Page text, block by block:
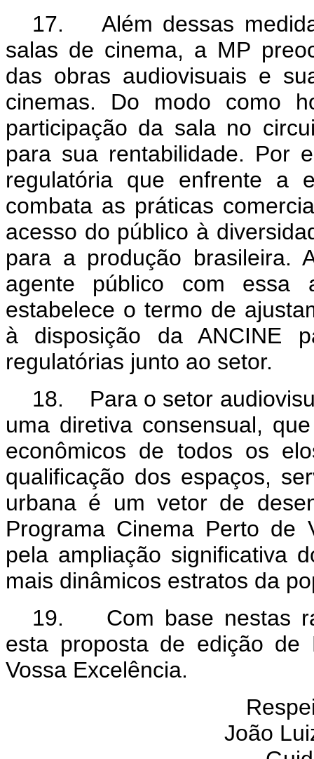
17. Além dessas
salas de cinema, a MP
das obras audiovisuais e
cinemas. Do modo como
participação da sala no
para sua rentabilidade. Por
regulatória que enfrente a
combata as práticas
acesso do público à
para a produção brasileira.
agente público com essa
estabelece o termo de
à disposição da ANCINE
regulatórias junto ao setor.
18. Para o setor
uma diretiva consensual,
econômicos de todos os
qualificação dos espaços,
urbana é um vetor de
Programa Cinema Perto de
pela ampliação significativa
mais dinâmicos estratos da
19. Com base nestas
esta proposta de edição de
Vossa Excelência.
João